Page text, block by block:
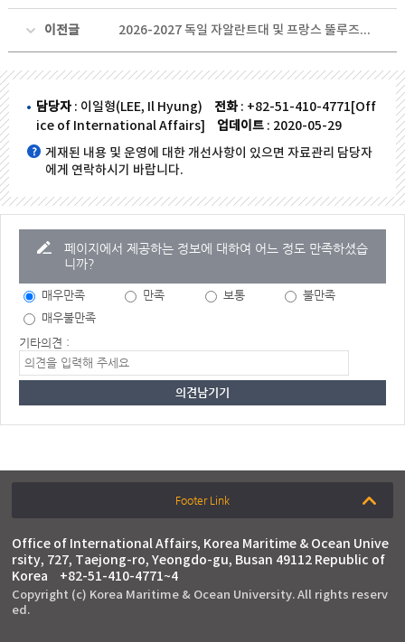
이전글 2026-2027 독일 자알란트대 및 프랑스 뚤루즈장조레스대 교환학생 추천자 최종 선발 알림
담당자 : 이일형(LEE, Il Hyung) 전화 : +82-51-410-4771[Off
ice of International Affairs]
업데이트 : 2020-05-29
게재된 내용 및 운영에 대한 개선사항이 있으면 자료관리 담당자
에게 연락하시기 바랍니다.
페이지에서 제공하는 정보에 대하여 어느 정도 만족하셨습
니까?
매우만족 만족 보통
불만족
매우불만족
기타의견 :
Footer Link
Office of International Affairs, Korea Maritime & Ocean Unive
rsity, 727, Taejong-ro, Yeongdo-gu, Busan 49112 Republic of
Korea
+82-51-410-4771~4
Copyright (c) Korea Maritime & Ocean University. All rights reserv
ed.